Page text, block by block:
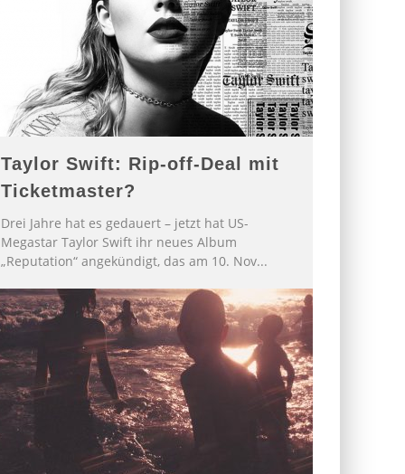
Taylor Swift: Rip-off-Deal mit
Ticketmaster?
Drei Jahre hat es gedauert – jetzt hat US-
Megastar Taylor Swift ihr neues Album
„Reputation“ angekündigt, das am 10. Nov...